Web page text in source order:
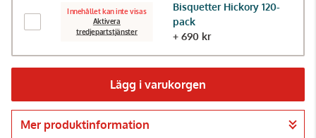
Innehållet kan inte visas
Aktivera
tredjepartstjänster
Bisquetter Hickory 120-
pack
+ 690 kr
Lägg i varukorgen
Gå till kassan
Mer produktinformation